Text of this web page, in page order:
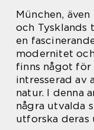
München,
och Tysklands
en
modernitet
finns något för
intresserad av
natur. I denna
några utvalda
utforska deras